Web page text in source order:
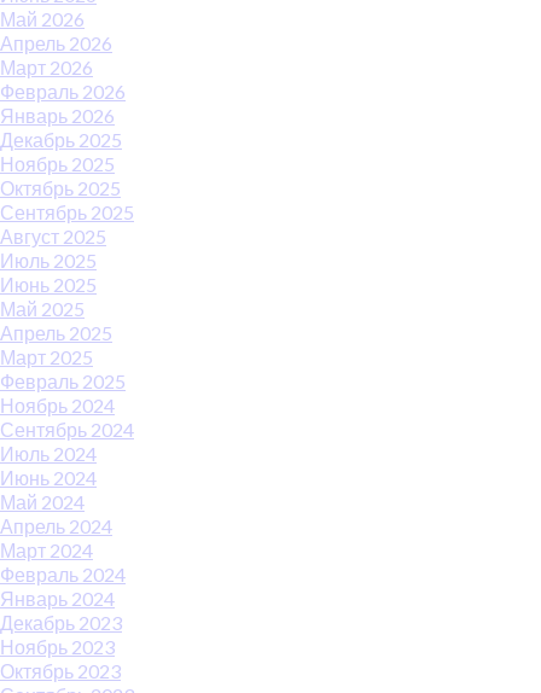
Май 2026
Апрель 2026
Март 2026
Февраль 2026
Январь 2026
Декабрь 2025
Ноябрь 2025
Октябрь 2025
Сентябрь 2025
Август 2025
Июль 2025
Июнь 2025
Май 2025
Апрель 2025
Март 2025
Февраль 2025
Ноябрь 2024
Сентябрь 2024
Июль 2024
Июнь 2024
Май 2024
Апрель 2024
Март 2024
Февраль 2024
Январь 2024
Декабрь 2023
Ноябрь 2023
Октябрь 2023